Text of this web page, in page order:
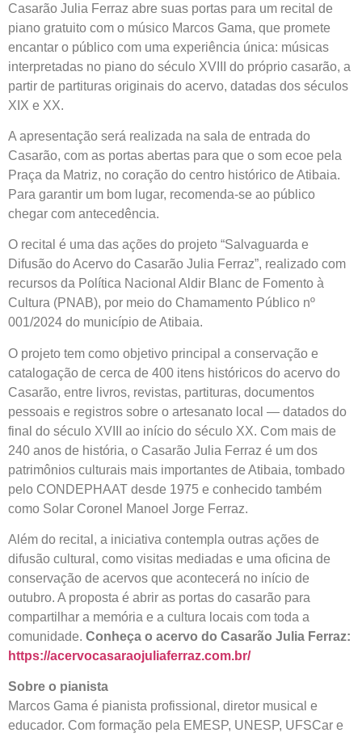
Casarão Julia Ferraz abre suas portas para um recital de
piano gratuito com o músico Marcos Gama, que promete
encantar o público com uma experiência única: músicas
interpretadas no piano do século XVIII do próprio casarão, a
partir de partituras originais do acervo, datadas dos séculos
XIX e XX.
A apresentação será realizada na sala de entrada do
Casarão, com as portas abertas para que o som ecoe pela
Praça da Matriz, no coração do centro histórico de Atibaia.
Para garantir um bom lugar, recomenda-se ao público
chegar com antecedência.
O recital é uma das ações do projeto “Salvaguarda e
Difusão do Acervo do Casarão Julia Ferraz”, realizado com
recursos da Política Nacional Aldir Blanc de Fomento à
Cultura (PNAB), por meio do Chamamento Público nº
001/2024 do município de Atibaia.
O projeto tem como objetivo principal a conservação e
catalogação de cerca de 400 itens históricos do acervo do
Casarão, entre livros, revistas, partituras, documentos
pessoais e registros sobre o artesanato local — datados do
final do século XVIII ao início do século XX. Com mais de
240 anos de história, o Casarão Julia Ferraz é um dos
patrimônios culturais mais importantes de Atibaia, tombado
pelo CONDEPHAAT desde 1975 e conhecido também
como Solar Coronel Manoel Jorge Ferraz.
Além do recital, a iniciativa contempla outras ações de
difusão cultural, como visitas mediadas e uma oficina de
conservação de acervos que acontecerá no início de
outubro. A proposta é abrir as portas do casarão para
compartilhar a memória e a cultura locais com toda a
comunidade. Conheça o acervo do Casarão Julia Ferraz:
https://acervocasaraojuliaferraz.com.br/
Sobre o pianista
Marcos Gama é pianista profissional, diretor musical e
educador. Com formação pela EMESP, UNESP, UFSCar e